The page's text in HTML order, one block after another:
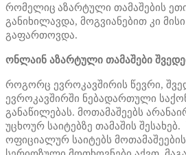
რომელიც აზარტული თამაშების
განიხილავდა, მოგვიანებით კი
გაფართოვდა.
ონლაინ აზარტული თამაშები
როგორც ევროკავშირის წევრი,
ევროკავშირში ნებადართული
განაწილებას. მოთამაშეებს
უცხოურ საიტებზე თამაშის
ოფიციალურ საიტებს